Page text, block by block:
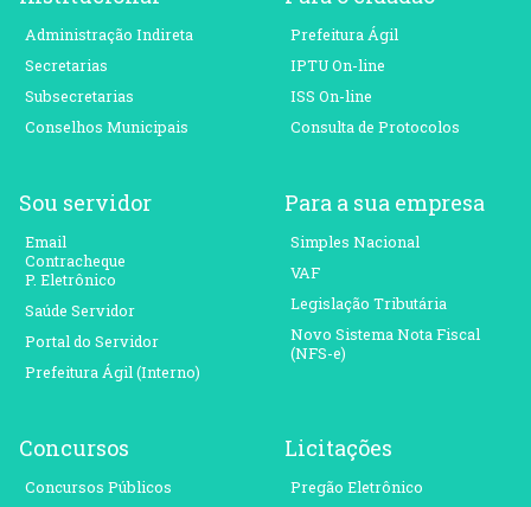
Administração Indireta
Secretarias
Subsecretarias
Conselhos Municipais
Prefeitura Ágil
IPTU On-line
ISS On-line
Consulta de Protocolos
Sou servidor
Email
Contracheque
P. Eletrônico
Saúde Servidor
Portal do Servidor
Prefeitura Ágil (Interno)
Para a sua empresa
Simples Nacional
VAF
Legislação Tributária
Novo Sistema Nota Fiscal
(NFS-e)
Concursos
Concursos Públicos
Licitações
Pregão Eletrônico